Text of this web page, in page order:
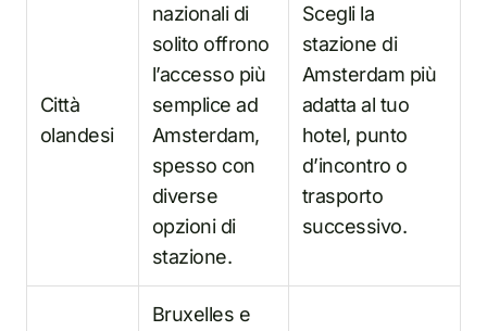
Città
olandesi
nazionali di
solito offrono
l’accesso più
semplice ad
Amsterdam,
spesso con
diverse
opzioni di
stazione.
Scegli la
stazione di
Amsterdam più
adatta al tuo
hotel, punto
d’incontro o
trasporto
successivo.
Bruxelles e